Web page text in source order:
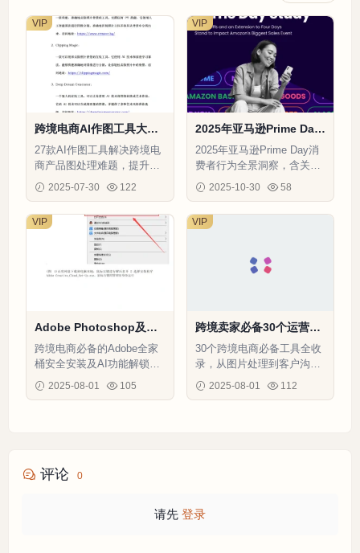
跨境电商AI作图工具大全-
6页
27款AI作图工具解决跨境电
商产品图处理难题，提升转
化率降低美工成本
2025-07-30 122
VIP
2025年亚马逊Prime Day
研究报告-17页
2025年亚马逊Prime Day消
费者行为全景洞察，含关税
影响、AI工具使用、跨平台
流量及品类偏好数据
2025-10-30 58
VIP
Adobe Photoshop及AI
工具安装破解全流程指南-
11页
跨境电商必备的Adobe全家
桶安全安装及AI功能解锁全
流程指南
2025-08-01 105
VIP
跨境卖家必备30个运营工
具-4页
30个跨境电商必备工具全收
录，从图片处理到客户沟通
一站式解决运营难题
2025-08-01 112
VIP
评论 0
请先 登录